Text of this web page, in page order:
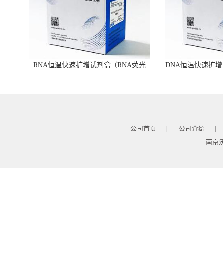
RNA恒温快速扩增试剂盒（RNA荧光
DNA恒温快速扩
公司首页 | 公司介绍 |
南京